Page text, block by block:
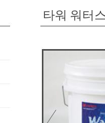
타워 워터